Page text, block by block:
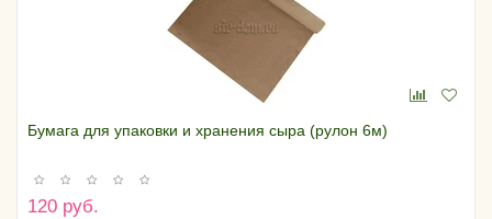
Бумага для упаковки и хранения сыра (рулон 6м)
120 руб.